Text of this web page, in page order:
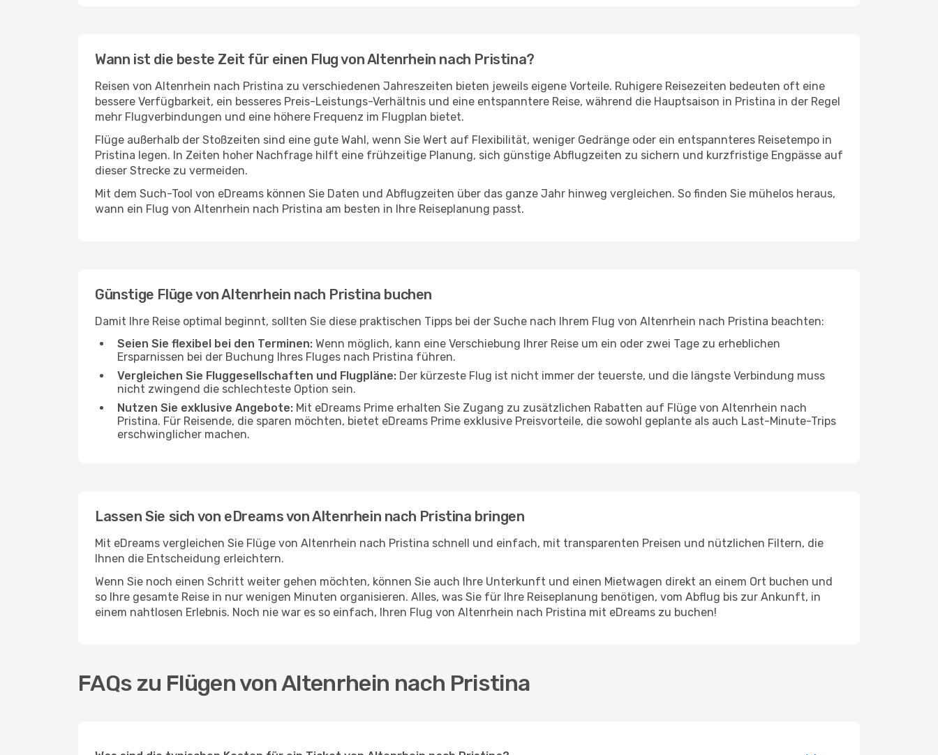
Wann ist die beste Zeit für einen Flug von Altenrhein nach Pristina?
Reisen von Altenrhein nach Pristina zu verschiedenen Jahreszeiten bieten jeweils eigene Vorteile. Ruhigere Reisezeiten bedeuten oft eine
bessere Verfügbarkeit, ein besseres Preis-Leistungs-Verhältnis und eine entspanntere Reise, während die Hauptsaison in Pristina in der Regel
mehr Flugverbindungen und eine höhere Frequenz im Flugplan bietet.
Flüge außerhalb der Stoßzeiten sind eine gute Wahl, wenn Sie Wert auf Flexibilität, weniger Gedränge oder ein entspannteres Reisetempo in
Pristina legen. In Zeiten hoher Nachfrage hilft eine frühzeitige Planung, sich günstige Abflugzeiten zu sichern und kurzfristige Engpässe auf
dieser Strecke zu vermeiden.
Mit dem Such-Tool von eDreams können Sie Daten und Abflugzeiten über das ganze Jahr hinweg vergleichen. So finden Sie mühelos heraus,
wann ein Flug von Altenrhein nach Pristina am besten in Ihre Reiseplanung passt.
Günstige Flüge von Altenrhein nach Pristina buchen
Damit Ihre Reise optimal beginnt, sollten Sie diese praktischen Tipps bei der Suche nach Ihrem Flug von Altenrhein nach Pristina beachten:
Seien Sie flexibel bei den Terminen: Wenn möglich, kann eine Verschiebung Ihrer Reise um ein oder zwei Tage zu erheblichen
Ersparnissen bei der Buchung Ihres Fluges nach Pristina führen.
Vergleichen Sie Fluggesellschaften und Flugpläne: Der kürzeste Flug ist nicht immer der teuerste, und die längste Verbindung muss
nicht zwingend die schlechteste Option sein.
Nutzen Sie exklusive Angebote: Mit eDreams Prime erhalten Sie Zugang zu zusätzlichen Rabatten auf Flüge von Altenrhein nach
Pristina. Für Reisende, die sparen möchten, bietet eDreams Prime exklusive Preisvorteile, die sowohl geplante als auch Last-Minute-Trips
erschwinglicher machen.
Lassen Sie sich von eDreams von Altenrhein nach Pristina bringen
Mit eDreams vergleichen Sie Flüge von Altenrhein nach Pristina schnell und einfach, mit transparenten Preisen und nützlichen Filtern, die
Ihnen die Entscheidung erleichtern.
Wenn Sie noch einen Schritt weiter gehen möchten, können Sie auch Ihre Unterkunft und einen Mietwagen direkt an einem Ort buchen und
so Ihre gesamte Reise in nur wenigen Minuten organisieren. Alles, was Sie für Ihre Reiseplanung benötigen, vom Abflug bis zur Ankunft, in
einem nahtlosen Erlebnis. Noch nie war es so einfach, Ihren Flug von Altenrhein nach Pristina mit eDreams zu buchen!
FAQs zu Flügen von Altenrhein nach Pristina